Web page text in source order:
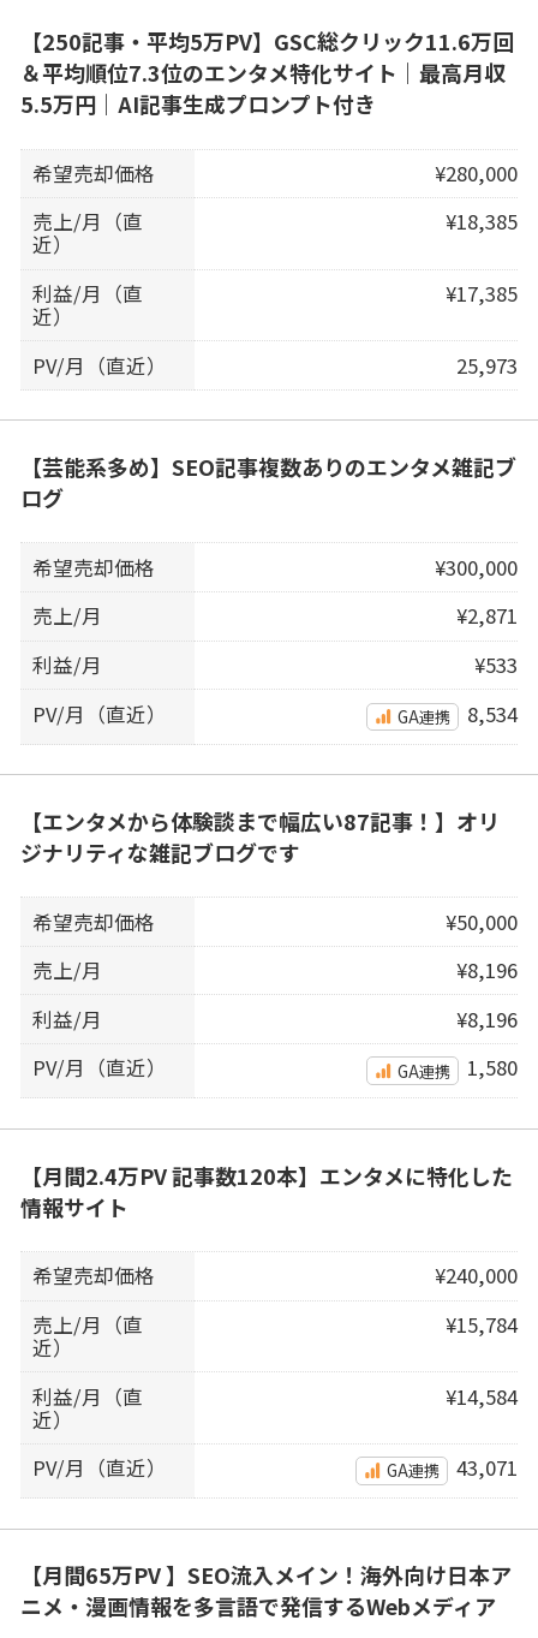
【250記事・平均5万PV】GSC総クリック11.6万回
＆平均順位7.3位のエンタメ特化サイト｜最高月収
5.5万円｜AI記事生成プロンプト付き
希望売却価格
¥280,000
売上/月（直
近）
¥18,385
利益/月（直
近）
¥17,385
PV/月（直近） 25,973
【芸能系多め】SEO記事複数ありのエンタメ雑記ブ
ログ
希望売却価格
¥300,000
売上/月
¥2,871
利益/月
¥533
PV/月（直近）
GA連携 8,534
【エンタメから体験談まで幅広い87記事！】オリ
ジナリティな雑記ブログです
希望売却価格
¥50,000
売上/月
¥8,196
利益/月
¥8,196
PV/月（直近）
GA連携 1,580
【月間2.4万PV 記事数120本】エンタメに特化した
情報サイト
希望売却価格
¥240,000
売上/月（直
近）
¥15,784
利益/月（直
近）
¥14,584
PV/月（直近） GA連携 43,071
【月間65万PV 】SEO流入メイン！海外向け日本ア
ニメ・漫画情報を多言語で発信するWebメディア